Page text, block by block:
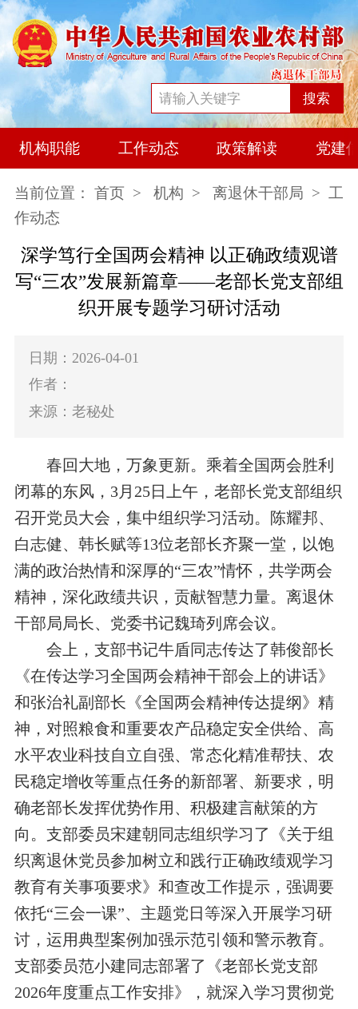
搜索
机构职能 工作动态 政策解读 党建
当前位置： 首页 > 机构 > 离退休干部局 > 工
作动态
深学笃行全国两会精神 以正确政绩观谱
写“三农”发展新篇章——老部长党支部组
织开展专题学习研讨活动
日期：2026-04-01
作者：
来源：老秘处
春回大地，万象更新。乘着全国两会胜利
闭幕的东风， 3月 25日上午，老部长党支部组织
召开党员大会，集中组织学习活动。 陈耀邦、
白志健、韩长赋等13位老部长齐聚一堂，以饱
满的政治热情和深厚的“三农”情怀， 共学两会
精神，深化政绩共识，贡献智慧力量。 离退休
干部局局长、党委书记魏琦列席会议。
会上， 支部书记牛盾同志传达了韩俊部长
《在传达学习全国两会精神干部会上的讲话》
和张治礼副部长《全国两会精神传达提纲》精
神，对照粮食和重要农产品稳定安全供给、高
水平农业科技自立自强、常态化精准帮扶、农
民稳定增收等重点任务的新部署、新要求， 明
确老部长发挥优势作用、积极建言献策的方
向。 支部委员宋建朝同志组织学习了
《关于组
织离退休党员参加树立和践行正确政绩观学习
教育有关事项要求》和查改工作提示，强调要
依托“三会一课”、主题党日等深入开展学习研
讨，运用典型案例加强示范引领和警示教育。
支部委员范小建同志部署了《老部长党支部
2026年度重点工作安排》 ， 就深入学习贯彻党